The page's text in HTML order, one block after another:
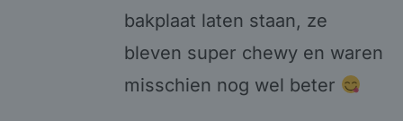
bakplaat laten staan, ze
bleven super chewy en waren
misschien nog wel beter